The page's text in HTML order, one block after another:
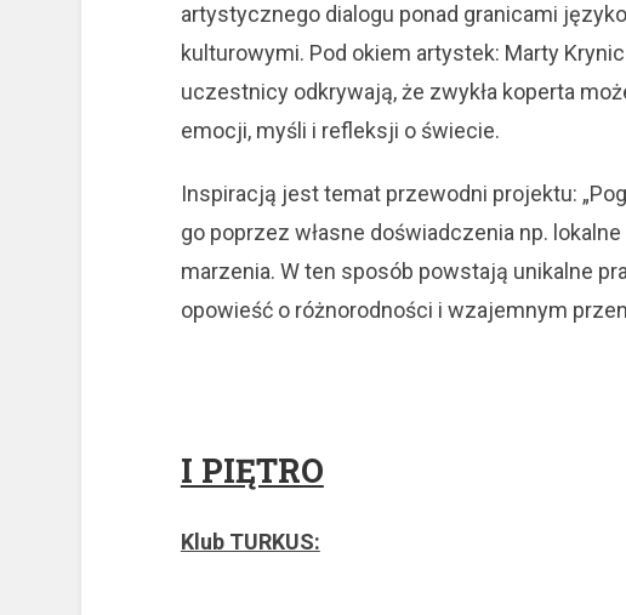
artystycznego dialogu ponad granicami
kulturowymi. Pod okiem artystek: Marty
uczestnicy odkrywają, że zwykła koperta
emocji, myśli i refleksji o świecie.
Inspiracją jest temat przewodni projektu:
go poprzez własne doświadczenia np.
marzenia. W ten sposób powstają unikalne
opowieść o różnorodności i wzajemnym
I PIĘTRO
Klub TURKUS: